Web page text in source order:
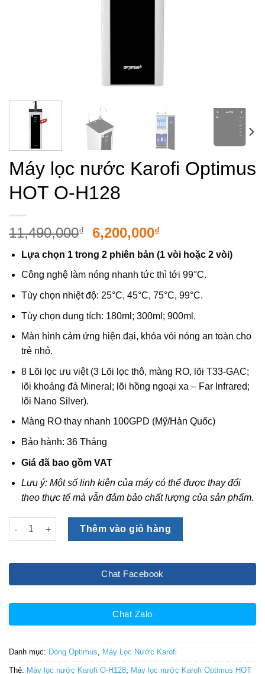
Máy lọc nước Karofi Optimus
HOT O-H128
11,490,000₫
Giá
là:
11,490,000₫.
6,200,000₫Giá
hiện
tại
là:
6,200,000₫.
Lựa chọn 1 trong 2 phiên bản (1 vòi hoặc 2 vòi)
Công nghệ làm nóng nhanh tức thì tới 99°C.
Tùy chọn nhiệt độ: 25°C, 45°C, 75°C, 99°C.
Tùy chọn dung tích: 180ml; 300ml; 900ml.
Màn hình cảm ứng hiện đại, khóa vòi nóng an toàn cho
trẻ nhỏ.
8 Lõi lọc ưu việt (3 Lõi lọc thô, màng RO, lõi T33-GAC;
lõi khoáng đá Mineral; lõi hồng ngoại xa – Far Infrared;
lõi Nano Silver).
Màng RO thay nhanh 100GPD (Mỹ/Hàn Quốc)
Bảo hành: 36 Tháng
Giá đã bao gồm VAT
Lưu ý: Một số linh kiện của máy có thể được thay đổi
theo thực tế mà vẫn đảm bảo chất lượng của sản phẩm.
Máy lọc nước Karofi Optimus HOT O-H128 số lượng
Thêm vào giỏ hàng
Chat Facebook
Chat Zalo
Danh mục: Dòng Optimus, Máy Lọc Nước Karofi
Thẻ: Máy lọc nước Karofi O-H128, Máy lọc nước Karofi Optimus HOT